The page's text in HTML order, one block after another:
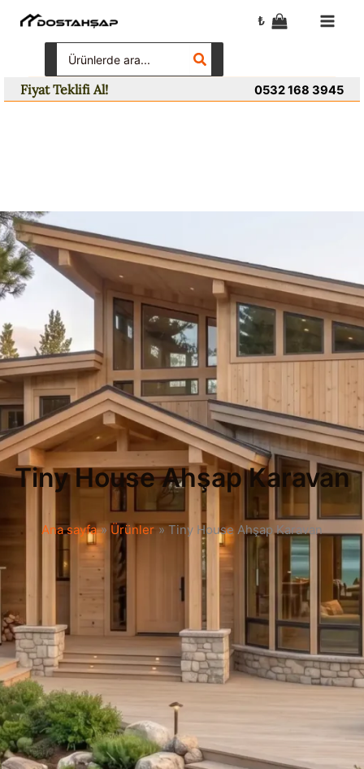
₺
for:
Fiyat Teklifi Al! 0532 168 3945
Tiny House Ahşap Karavan
Ana sayfa Ürünler Tiny House Ahşap Karavan